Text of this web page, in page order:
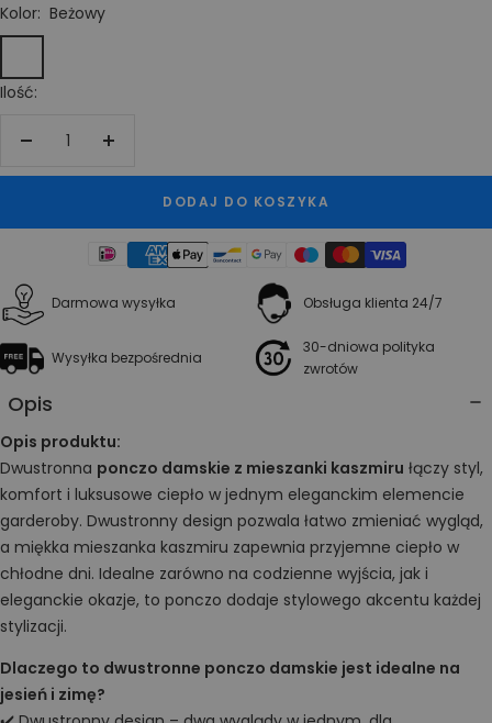
Kolor: Beżowy
Ilość:
Zwiększ
ilość
Zmniejsz
ilość
DODAJ DO KOSZYKA
Darmowa wysyłka Obsługa klienta 24/7
Wysyłka bezpośrednia
30-dniowa polityka
zwrotów
Opis
Opis produktu:
Dwustronna ponczo damskie z mieszanki kaszmiru łączy styl,
komfort i luksusowe ciepło w jednym eleganckim elemencie
garderoby. Dwustronny design pozwala łatwo zmieniać wygląd,
a miękka mieszanka kaszmiru zapewnia przyjemne ciepło w
chłodne dni. Idealne zarówno na codzienne wyjścia, jak i
eleganckie okazje, to ponczo dodaje stylowego akcentu każdej
stylizacji.
Dlaczego to dwustronne ponczo damskie jest idealne na
jesień i zimę?